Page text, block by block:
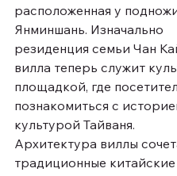
расположенная у
Янминшань. Изначально
резиденция семьи Чан
вилла теперь служит
площадкой, где
познакомиться с
культурой Тайваня.
Архитектура виллы
традиционные